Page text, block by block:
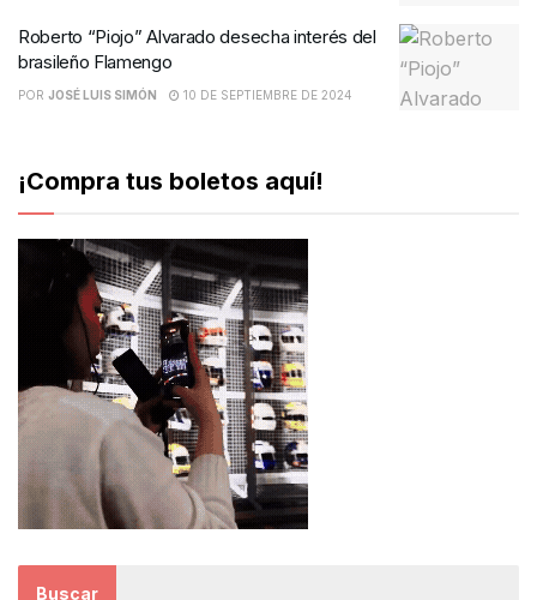
Roberto “Piojo” Alvarado desecha interés del
brasileño Flamengo
POR JOSÉ LUIS SIMÓN 10 DE SEPTIEMBRE DE 2024
¡Compra tus boletos aquí!
Buscar